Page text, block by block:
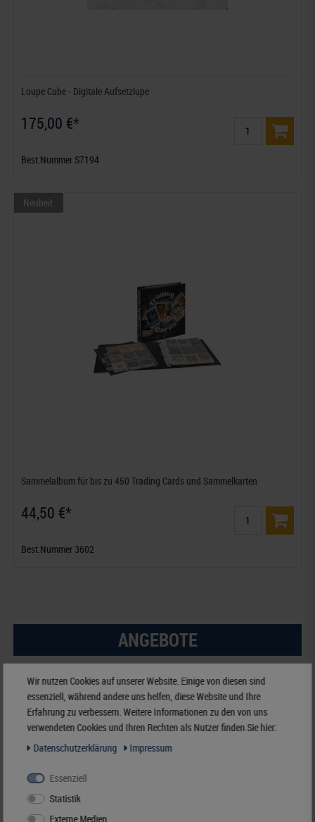
Loupe Cube - Digitale Aufsetzlupe
175,00 €*
Best.Nummer S7194
Neuheit
Sammelalbum für bis zu 450 Trading Cards und Sammelkarten
44,50 €*
Best.Nummer 3602
ANGEBOTE
-15%
Wir nutzen Cookies auf unserer Website. Einige von diesen sind
essenziell, während andere uns helfen, diese Website und Ihre
Erfahrung zu verbessern. Weitere Informationen zu den von uns
verwendeten Cookies und Ihren Rechten als Nutzer finden Sie hier:
Daten­schutz­erklärung
Impressum
Essenziell
Statistik
Externe Medien